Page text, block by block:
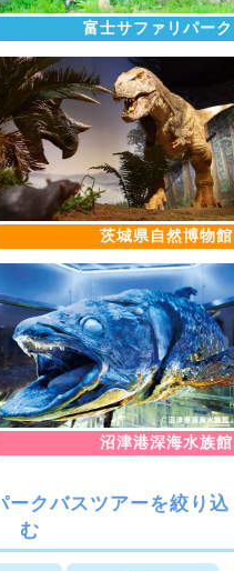
富士サファリパーク
茨城県自然博物館
沼津港深海水族館
ークバスツアーを絞り込
む